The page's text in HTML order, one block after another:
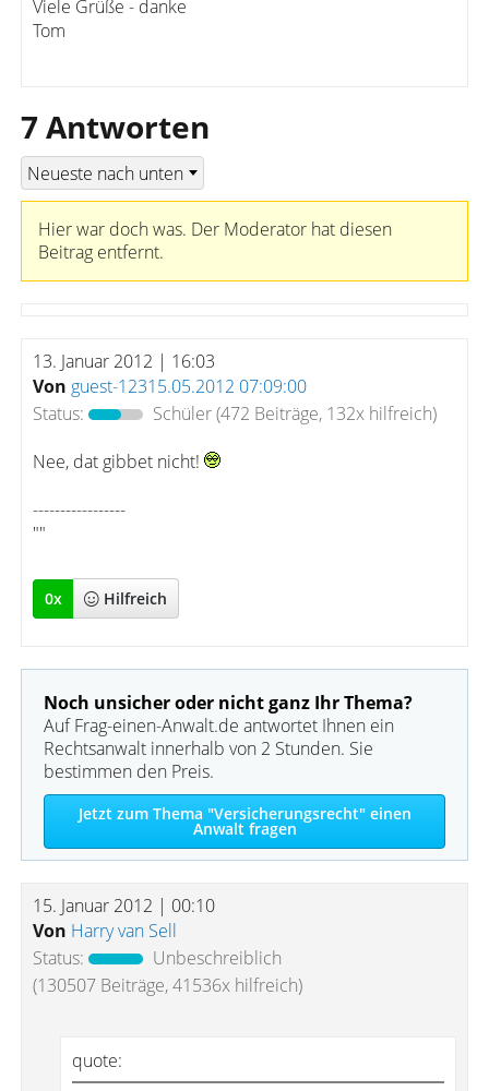
Viele Grüße - danke
Tom
7 Antworten
Hier war doch was. Der Moderator hat diesen
Beitrag entfernt.
13. Januar 2012 | 16:03
Von guest-12315.05.2012 07:09:00
Status:
Schüler(472 Beiträge, 132x hilfreich)
Nee, dat gibbet nicht!
-----------------
""
0x Hilfreich
Noch unsicher oder nicht ganz Ihr Thema?
Auf Frag-einen-Anwalt.de antwortet Ihnen ein
Rechtsanwalt innerhalb von 2 Stunden. Sie
bestimmen den Preis.
Jetzt zum Thema "Versicherungsrecht" einen
Anwalt fragen
15. Januar 2012 | 00:10
Von Harry van Sell
Status:
Unbeschreiblich
(130507 Beiträge, 41536x hilfreich)
quote: